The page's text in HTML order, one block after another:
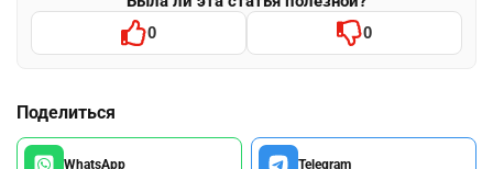
0 0
Поделиться
WhatsApp Telegram